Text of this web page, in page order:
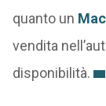
quanto un
vendita
disponibilità.